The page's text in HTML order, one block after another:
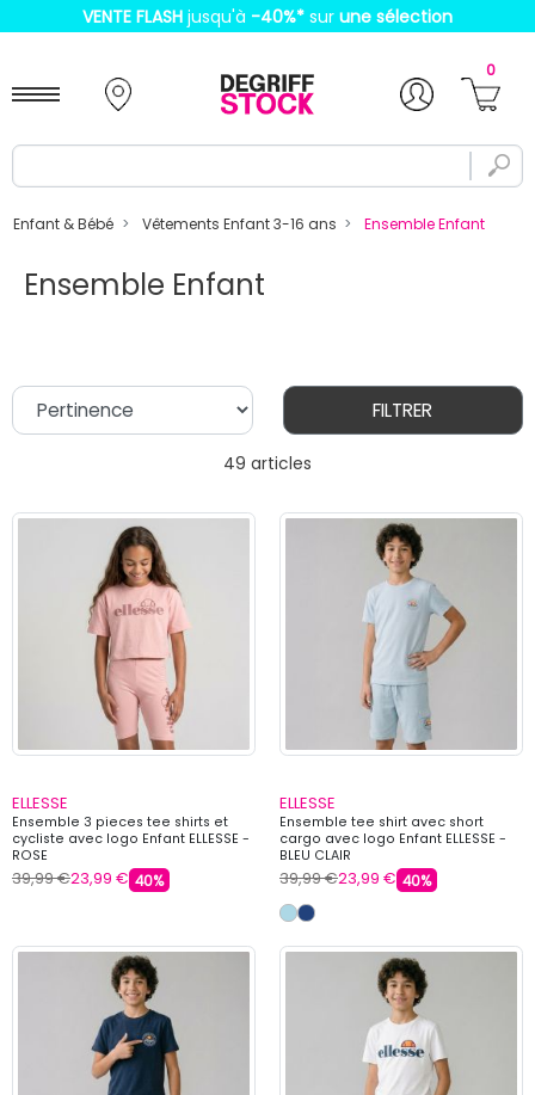
VENTE FLASH jusqu'à -40%* sur une sélection
0
Enfant & Bébé Vêtements Enfant 3-16 ans Ensemble Enfant
Ensemble Enfant
49 articles
FILTRER
ELLESSE
Ensemble 3 pieces tee shirts et
cycliste avec logo Enfant ELLESSE -
ROSE
39,99 €23,99 € 40%
ELLESSE
Ensemble tee shirt avec short
cargo avec logo Enfant ELLESSE -
BLEU CLAIR
39,99 €23,99 € 40%